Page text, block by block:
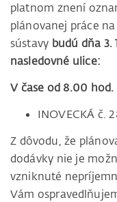
platnom znení
plánovanej práce
sústavy budú dňa 3.
nasledovné ulice:
V čase od 8.00 hod.
INOVECKÁ č.
Z dôvodu, že
dodávky nie je
vzniknuté
Vám